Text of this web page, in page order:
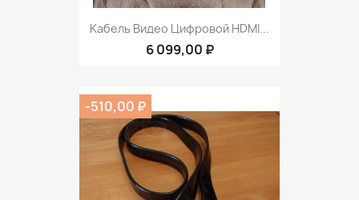
Кабель Видео Цифровой HDMI...
6 099,00 ₽
-510,00 ₽